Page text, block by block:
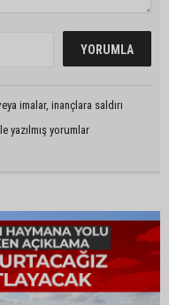
imalar, inançlara saldırı
yazılmış yorumlar